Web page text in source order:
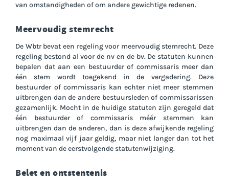
van omstandigheden of om andere gewichtige redenen.
Meervoudig stemrecht
De Wbtr bevat een regeling voor meervoudig stemrecht. Deze
regeling bestond al voor de nv en de bv. De statuten kunnen
bepalen dat aan een bestuurder of commissaris meer dan
één stem wordt toegekend in de vergadering. Deze
bestuurder of commissaris kan echter niet meer stemmen
uitbrengen dan de andere bestuursleden of commissarissen
gezamenlijk. Mocht in de huidige statuten zijn geregeld dat
één bestuurder of commissaris méér stemmen kan
uitbrengen dan de anderen, dan is deze afwijkende regeling
nog maximaal vijf jaar geldig, maar niet langer dan tot het
moment van de eerstvolgende statutenwijziging.
Belet en ontstentenis